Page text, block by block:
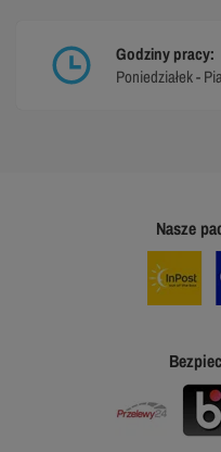
Godziny pracy:
Poniedziałek -
Nasze